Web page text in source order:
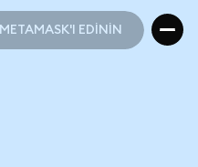
METAMASK'I EDİNİN